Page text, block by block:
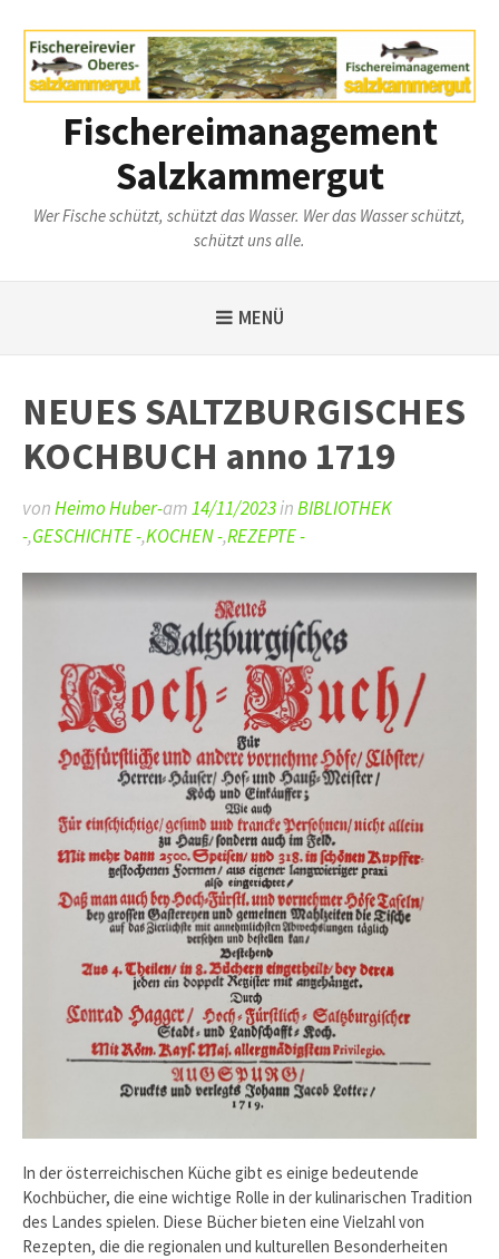
zum
Inhalt
Fischereimanagement
Salzkammergut
Wer Fische schützt, schützt das Wasser. Wer das Wasser schützt,
schützt uns alle.
MENÜ
NEUES SALTZBURGISCHES
KOCHBUCH anno 1719
vonHeimo Huber-am14/11/2023inBIBLIOTHEK
-,GESCHICHTE -,KOCHEN -,REZEPTE -
In der österreichischen Küche gibt es einige bedeutende
Kochbücher, die eine wichtige Rolle in der kulinarischen Tradition
des Landes spielen. Diese Bücher bieten eine Vielzahl von
Rezepten, die die regionalen und kulturellen Besonderheiten